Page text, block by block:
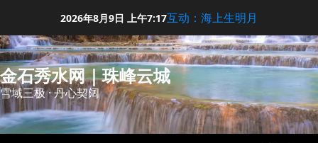
content
2026年8月9日 上午7:17互动：海上生明月
金石秀水网｜珠峰云城
雪域三极 · 丹心契阔